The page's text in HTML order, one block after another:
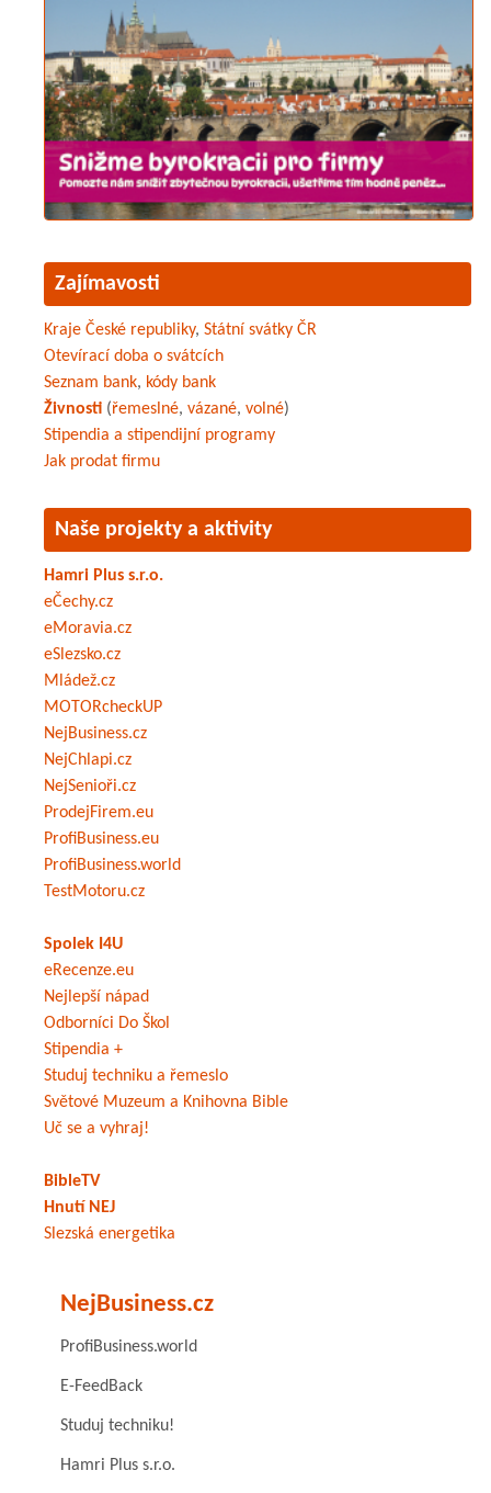
Zajímavosti
Kraje České republiky, Státní svátky ČR
Otevírací doba o svátcích
Seznam bank, kódy bank
Živnosti (řemeslné, vázané, volné)
Stipendia a stipendijní programy
Jak prodat firmu
Naše projekty a aktivity
Hamri Plus s.r.o.
eČechy.cz
eMoravia.cz
eSlezsko.cz
Mládež.cz
MOTORcheckUP
NejBusiness.cz
NejChlapi.cz
NejSenioři.cz
ProdejFirem.eu
ProfiBusiness.eu
ProfiBusiness.world
TestMotoru.cz
Spolek I4U
eRecenze.eu
Nejlepší nápad
Odborníci Do Škol
Stipendia +
Studuj techniku a řemeslo
Světové Muzeum a Knihovna Bible
Uč se a vyhraj!
BibleTV
Hnutí NEJ
Slezská energetika
NejBusiness.cz
ProfiBusiness.world
E-FeedBack
Studuj techniku!
Hamri Plus s.r.o.